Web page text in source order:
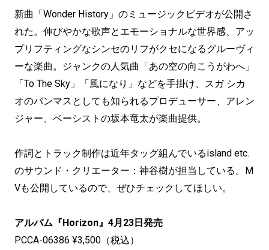
新曲「Wonder History」のミュージックビデオが公開さ
れた。伸びやかな歌声とエモーショナルな世界感、アッ
プリフティングなシンセのリフがクセになるグルーヴィ
ーな楽曲。ジャンクの人気曲「あの空の向こうがわへ」
「To The Sky」「風になり」などを手掛け、スガ シカ
オのバンマスとしても知られるプロデューサー、アレン
ジャー、ベーシストの坂本竜太が楽曲提供。
作詞とトラック制作は近年タッグ組んでいるisland etc.
のサウンド・クリエーター：神谷樹が担当している。M
Vも公開しているので、ぜひチェックしてほしい。
アルバム『Horizon』4月23日発売
PCCA-06386 ¥3,500（税込）